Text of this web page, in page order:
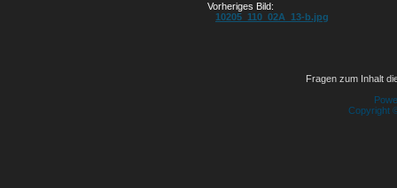
Vorheriges Bild:
10205_110_02A_13-b.jpg
Fragen zum Inhalt
Copyright